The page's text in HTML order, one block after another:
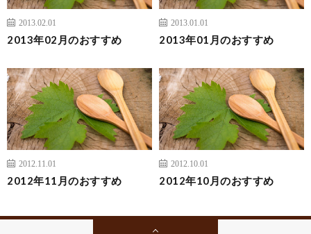
2013.02.01
2013年02月のおすすめ
2013.01.01
2013年01月のおすすめ
2012.11.01
2012年11月のおすすめ
2012.10.01
2012年10月のおすすめ